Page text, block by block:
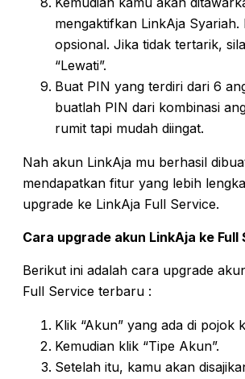
mengaktifkan LinkAja
opsional. Jika tidak tertarik,
“Lewati”.
Buat PIN yang terdiri dari 6
buatlah PIN dari kombinasi
rumit tapi mudah diingat.
Nah akun LinkAja mu berhasil
mendapatkan fitur yang lebih
upgrade ke LinkAja Full Service.
Cara upgrade akun LinkAja ke Full
Berikut ini adalah cara upgrade
Full Service terbaru :
Klik “Akun” yang ada di pojok
Kemudian klik “Tipe Akun”.
Setelah itu, kamu akan